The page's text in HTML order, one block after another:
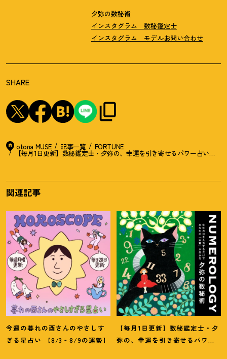
夕弥の数秘術
インスタグラム 数秘鑑定士
インスタグラム モデルお問い合わせ
SHARE
otona MUSE 記事一覧 FORTUNE
【毎月1日更新】数秘鑑定士・夕弥の、幸運を引き寄せるパワー占い【5
関連記事
今週の暮れの酉さんのやさしす
ぎる星占い 【8/3‐8/9の運勢】
【毎月1日更新】数秘鑑定士・夕
弥の、幸運を引き寄せるパワー